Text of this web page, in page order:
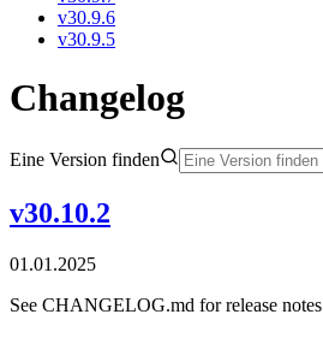
v30.9.6
v30.9.5
Changelog
Eine Version finden
v30.10.2
01.01.2025
See CHANGELOG.md for release notes